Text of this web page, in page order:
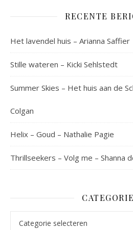
RECENTE
Het lavendel huis – Arianna Saffier
Stille wateren – Kicki Sehlstedt
Summer Skies – Het huis aan de
Colgan
Helix – Goud – Nathalie Pagie
Thrillseekers – Volg me – Shanna